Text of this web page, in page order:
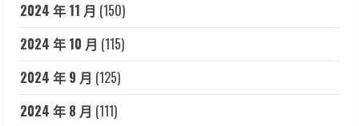
2024 年 11 月 (150)
2024 年 10 月 (115)
2024 年 9 月 (125)
2024 年 8 月 (111)